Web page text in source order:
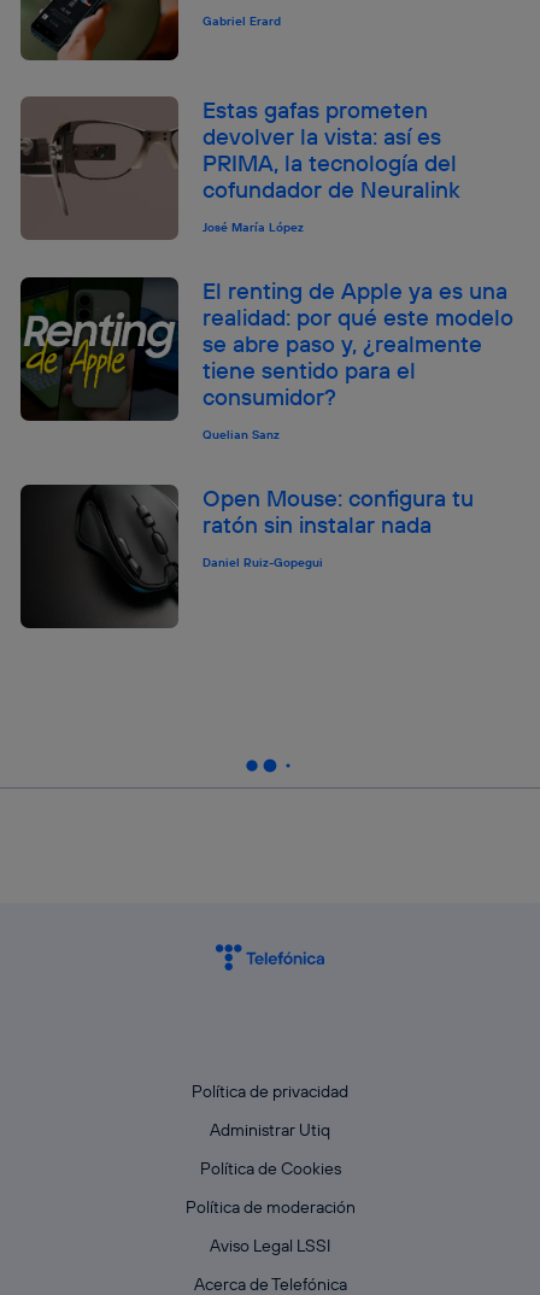
Gabriel Erard
Estas gafas prometen
devolver la vista: así es
PRIMA, la tecnología del
cofundador de Neuralink
José María López
El renting de Apple ya es una
realidad: por qué este modelo
se abre paso y, ¿realmente
tiene sentido para el
consumidor?
Quelian Sanz
Open Mouse: configura tu
ratón sin instalar nada
Daniel Ruiz-Gopegui
Política de privacidad
Administrar Utiq
Política de Cookies
Política de moderación
Aviso Legal LSSI
Acerca de Telefónica